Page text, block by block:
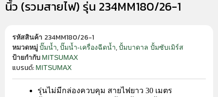
นิ้ว (รวมสายไฟ) รุ่น 234MM180/26-1
รหัสสินค้า 234MM180/26-1
หมวดหมู่ ปั๊มน้ำ,ปั๊มน้ำ-เครื่องฉีดน้ำ,ปั้มบาดาล ปั้มซับเมิร์ส
ป้ายกำกับ MITSUMAX
แบรนด์: MITSUMAX
รุ่นไม่มีกล่องควบคุม สายไฟยาว 30 เมตร